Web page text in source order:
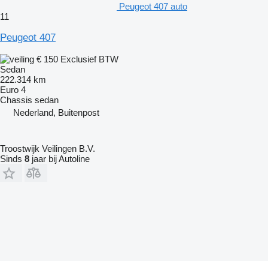
Peugeot 407 auto
11
Peugeot 407
€ 150 Exclusief BTW
Sedan
222.314 km
Euro 4
Chassis sedan
Nederland, Buitenpost
Troostwijk Veilingen B.V.
Sinds 8 jaar bij Autoline